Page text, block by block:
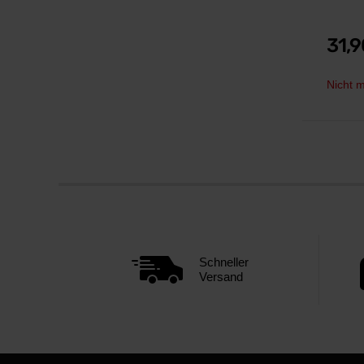
Nicht
Schneller
Versand